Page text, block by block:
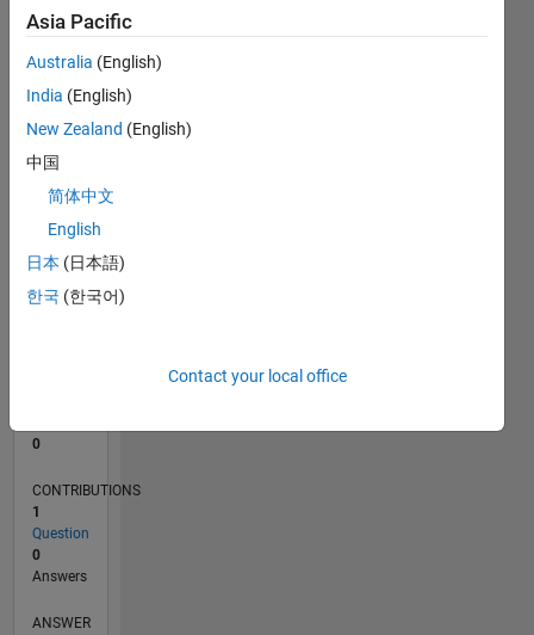
CONTRIBUTIONS
L
02/23
07/23
12/23
05/24
10/24
03/25
08/25
01/26
06/26
08/23
02/24
08/24
02/25
02/26
08/26
TIMELINE
0
CONTRIBUTIONS
1
Question
0
Answers
ANSWER
Asia Pacific
Australia (English)
India (English)
New Zealand (English)
中国
简体中文
English
日本 (日本語)
한국 (한국어)
Contact your local office